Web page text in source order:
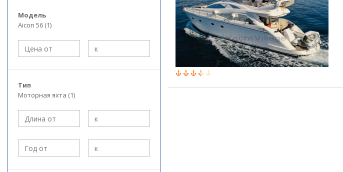
Модель
Aicon 56 (1)
Тип
Моторная яхта (1)